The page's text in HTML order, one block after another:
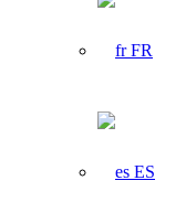
FR
ES